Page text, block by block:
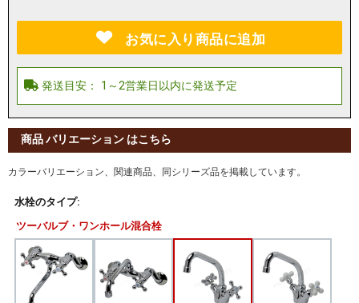
お気に入り商品に追加
商品 バリエーション はこちら
カラーバリエーション、関連商品、同シリーズ品を掲載しています。
水栓のタイプ:
ツーバルブ・ワンホール混合栓